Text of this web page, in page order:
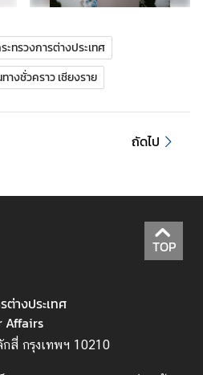
ะทรวงการต่างประเทศ
งชั่วคราว เชียงราย
ถัดไป
TOP
ต่างประเทศ
Affairs
สี่ กรุงเทพฯ 10210